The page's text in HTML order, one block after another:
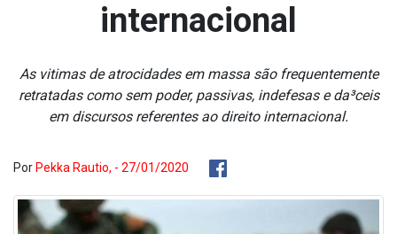
internacional
As vitimas de atrocidades em massa são frequentemente
retratadas como sem poder, passivas, indefesas e da³ceis
em discursos referentes ao direito internacional.
Por Pekka Rautio, - 27/01/2020